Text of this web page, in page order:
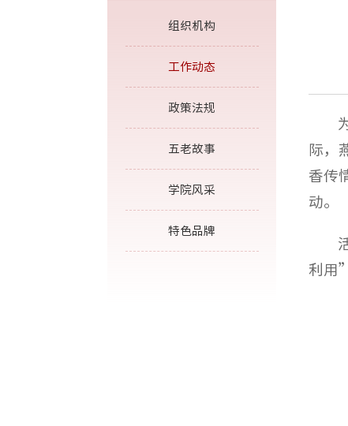
组织机构
工作动态
政策法规
五老故事
学院风采
特色品牌
际，
香传
动。
利用